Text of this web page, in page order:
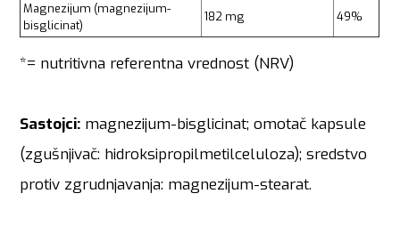
Magnezijum (magnezijum-
bisglicinat)
182 mg 49%
*= nutritivna referentna vrednost (NRV)
Sastojci: magnezijum-bisglicinat; omotač kapsule
(zgušnjivač: hidroksipropilmetilceluloza); sredstvo
protiv zgrudnjavanja: magnezijum-stearat.